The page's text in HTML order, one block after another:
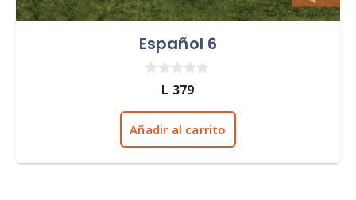
Español 6
e
L 379
Añadir al carrito